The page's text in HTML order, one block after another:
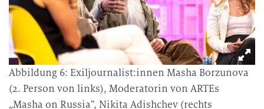
Abbildung 6: Exiljournalist:innen Masha Borzunova
(2. Person von links), Moderatorin von ARTEs
„Masha on Russia“, Nikita Adishchev (rechts